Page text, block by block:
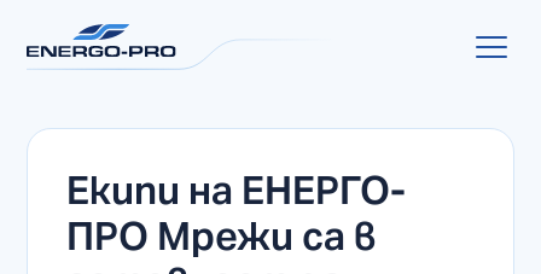
Екипи на ЕНЕРГО-
ПРО Мрежи са в